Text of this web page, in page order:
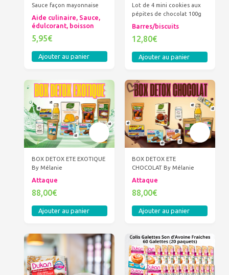
Sauce façon mayonnaise
Aide culinaire, Sauce,
édulcorant, boisson
5,95€
Ajouter au panier
Lot de 4 mini cookies aux
pépites de chocolat 100g
Barres/biscuits
12,80€
Ajouter au panier
BOX DETOX ETE EXOTIQUE
By Mélanie
Attaque
88,00€
Ajouter au panier
BOX DETOX ETE
CHOCOLAT By Mélanie
Attaque
88,00€
Ajouter au panier